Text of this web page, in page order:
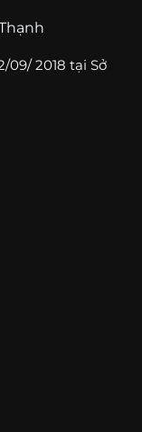
09/ 2018 tại Sở